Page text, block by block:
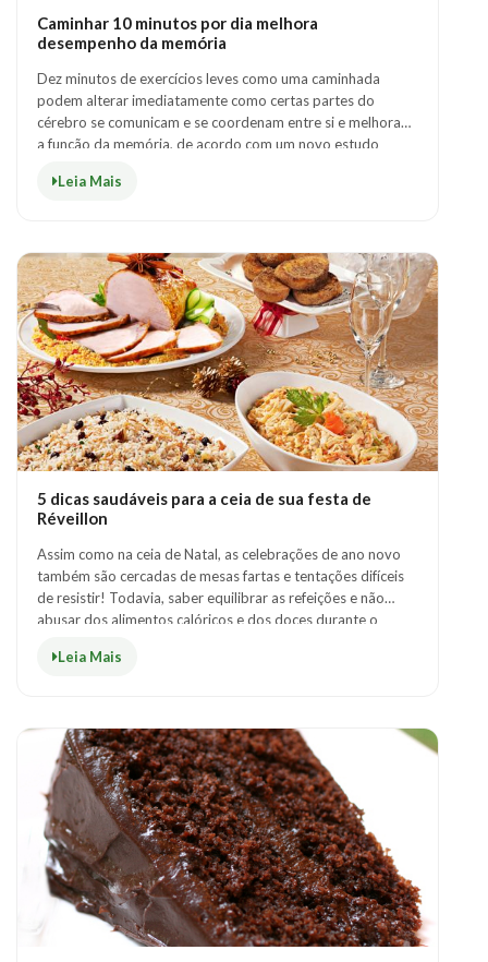
Caminhar 10 minutos por dia melhora
desempenho da memória
Dez minutos de exercícios leves como uma caminhada
podem alterar imediatamente como certas partes do
cérebro se comunicam e se coordenam entre si e melhoram
a função da memória, de acordo com um novo estudo
Leia Mais
5 dicas saudáveis para a ceia de sua festa de
Réveillon
Assim como na ceia de Natal, as celebrações de ano novo
também são cercadas de mesas fartas e tentações difíceis
de resistir! Todavia, saber equilibrar as refeições e não
abusar dos alimentos calóricos e dos doces durante o
Leia Mais